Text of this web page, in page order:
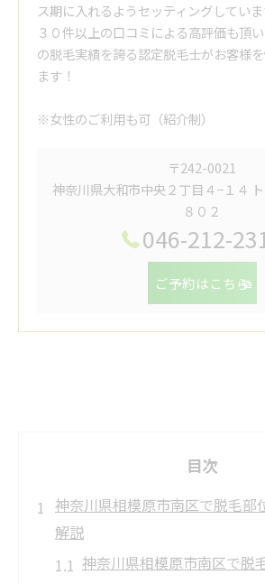
ス期に入れるようセッティングしてい
３０件以上の口コミによる高評価も頂
の脱毛実績を誇る認定脱毛士がお客様
ます！
※女性のご利用も可（紹介制）
〒242-0021
神奈川県大和市中央２丁目４−１４
８０２
046-212-
ご予約はこちら
目次
神奈川県相模原市南区で脱毛部
解説
神奈川県相模原市南区で脱